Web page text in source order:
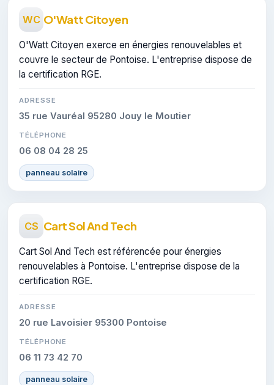
WC O'Watt Citoyen
O'Watt Citoyen exerce en énergies renouvelables et
couvre le secteur de Pontoise. L'entreprise dispose de
la certification RGE.
ADRESSE
35 rue Vauréal 95280 Jouy le Moutier
TÉLÉPHONE
06 08 04 28 25
panneau solaire
CS Cart Sol And Tech
Cart Sol And Tech est référencée pour énergies
renouvelables à Pontoise. L'entreprise dispose de la
certification RGE.
ADRESSE
20 rue Lavoisier 95300 Pontoise
TÉLÉPHONE
06 11 73 42 70
panneau solaire